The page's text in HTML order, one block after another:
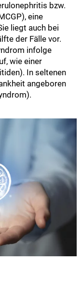
bzw.
eine
liegt auch bei
der Fälle vor.
infolge
wie einer
In seltenen
angeboren